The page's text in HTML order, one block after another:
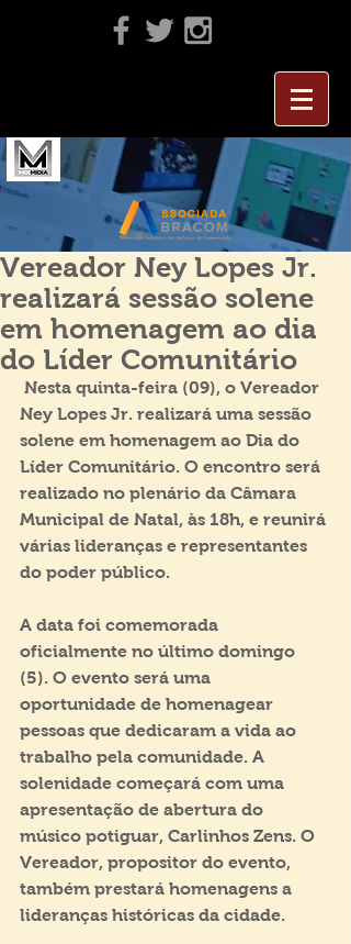
Vereador Ney Lopes Jr.
realizará sessão solene
em homenagem ao dia
do Líder Comunitário
Ney Lopes Jr. realizará uma sessão
solene em homenagem ao Dia do
Líder Comunitário. O encontro será
realizado no plenário da Câmara
Municipal de Natal, às 18h, e reunirá
várias lideranças e representantes
do poder público.
A data foi comemorada
oficialmente no último domingo
(5). O evento será uma
oportunidade de homenagear
pessoas que dedicaram a vida ao
trabalho pela comunidade. A
solenidade começará com uma
apresentação de abertura do
músico potiguar, Carlinhos Zens. O
Vereador, propositor do evento,
também prestará homenagens a
lideranças históricas da cidade.